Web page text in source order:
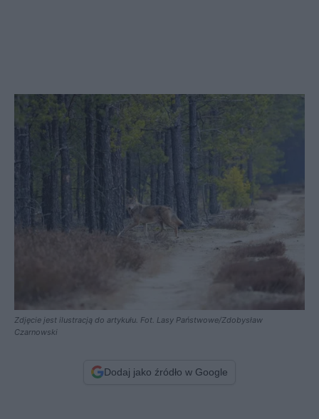
Zdjęcie jest ilustracją do artykułu. Fot. Lasy Państwowe/Zdobysław
Czarnowski
Dodaj jako źródło w Google